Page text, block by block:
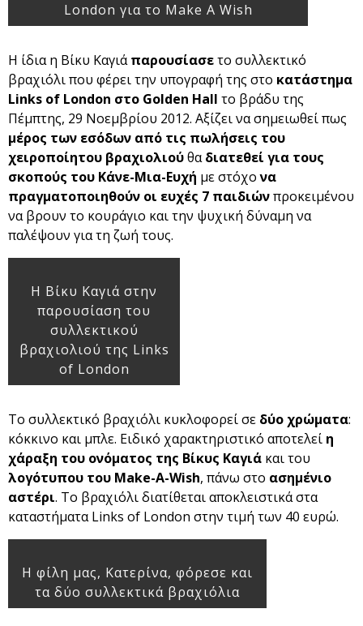
London για το Make A Wish
Η ίδια η Βίκυ Καγιάπαρουσίασετο συλλεκτικό
βραχιόλι που φέρει την υπογραφή της στο κατάστημα
Links of London στο Golden Hall το βράδυ της
Πέμπτης, 29 Νοεμβρίου 2012. Αξίζει να σημειωθεί πως
μέρος των εσόδων από τις πωλήσεις του
χειροποίητου βραχιολιούθαδιατεθεί για τους
σκοπούς του Κάνε-Μια-Ευχή με στόχονα
πραγματοποιηθούν οι ευχές 7 παιδιώνπροκειμένου
να βρουν το κουράγιο και την ψυχική δύναμη να
παλέψουν για τη ζωή τους.
H Βίκυ Καγιά στην
παρουσίαση του
συλλεκτικού
βραχιολιού της Links
of London
Το συλλεκτικό βραχιόλι κυκλοφορεί σε δύο χρώματα:
κόκκινο και μπλε. Ειδικό χαρακτηριστικό αποτελεί η
χάραξη του ονόματος της Βίκυς Καγιά και του
λογότυπου του Make-A-Wish, πάνω στο ασημένιο
αστέρι. Το βραχιόλι διατίθεται αποκλειστικά στα
καταστήματα Links of London στην τιμή των 40 ευρώ.
H φίλη μας, Κατερίνα, φόρεσε και
τα δύο συλλεκτικά βραχιόλια